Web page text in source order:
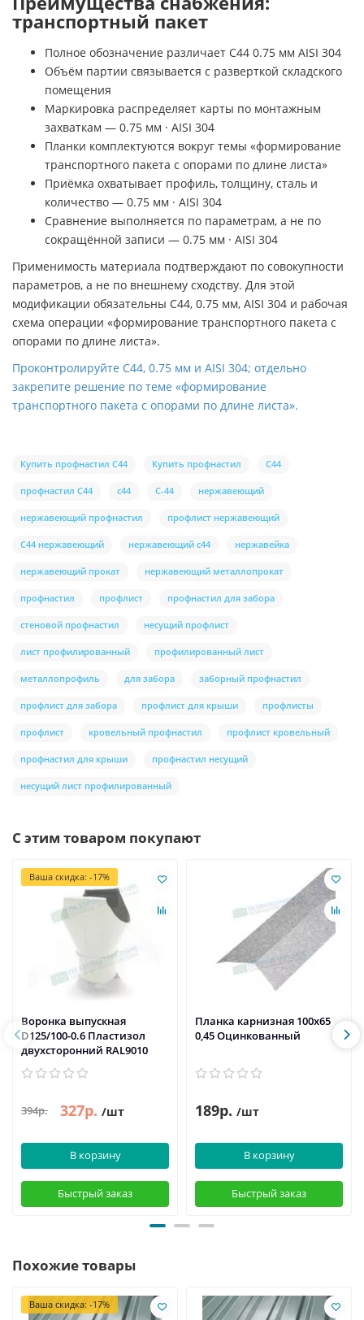
транспортный пакет
Полное обозначение различает С44 0.75 мм AISI 304
Объём партии связывается с разверткой складского
помещения
Маркировка распределяет карты по монтажным
захваткам — 0.75 мм · AISI 304
Планки комплектуются вокруг темы «формирование
транспортного пакета с опорами по длине листа»
Приёмка охватывает профиль, толщину, сталь и
количество — 0.75 мм · AISI 304
Сравнение выполняется по параметрам, а не по
сокращённой записи — 0.75 мм · AISI 304
Применимость материала подтверждают по совокупности
параметров, а не по внешнему сходству. Для этой
модификации обязательны С44, 0.75 мм, AISI 304 и рабочая
схема операции «формирование транспортного пакета с
опорами по длине листа».
Проконтролируйте С44, 0.75 мм и AISI 304; отдельно
закрепите решение по теме «формирование
транспортного пакета с опорами по длине листа».
Купить профнастил С44 Купить профнастил С44
профнастил С44 с44 С-44 нержавеющий
нержавеющий профнастил профлист нержавеющий
С44 нержавеющий нержавеющий с44 нержавейка
нержавеющий прокат нержавеющий металлопрокат
профнастил профлист профнастил для забора
стеновой профнастил несущий профлист
лист профилированный профилированный лист
металлопрофиль для забора заборный профнастил
профлист для забора профлист для крыши профлисты
профлист кровельный профнастил профлист кровельный
профнастил для крыши профнастил несущий
несущий лист профилированный
С этим товаром покупают
Ваша скидка: -17%
Воронка выпускная
D125/100-0.6 Пластизол
двухсторонний RAL9010
394р. 327р. /шт
В корзину
Быстрый заказ
Планка карнизная 100х65
0,45 Оцинкованный
189р. /шт
В корзину
Быстрый заказ
Похожие товары
Ваша скидка: -17%